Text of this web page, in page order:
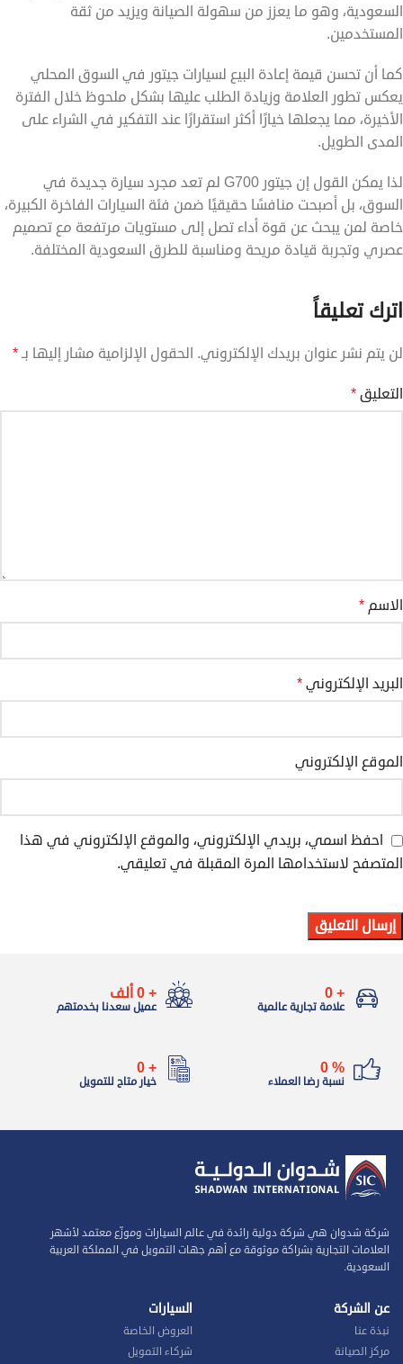
السعودية، وهو ما يعزز من سهولة الصيانة ويزيد من ثقة
المستخدمين.
كما أن تحسن قيمة إعادة البيع لسيارات جيتور في السوق المحلي
يعكس تطور العلامة وزيادة الطلب عليها بشكل ملحوظ خلال الفترة
الأخيرة، مما يجعلها خيارًا أكثر استقرارًا عند التفكير في الشراء على
المدى الطويل.
لذا يمكن القول إن جيتور G700 لم تعد مجرد سيارة جديدة في
السوق، بل أصبحت منافسًا حقيقيًا ضمن فئة السيارات الفاخرة الكبيرة،
خاصة لمن يبحث عن قوة أداء تصل إلى مستويات مرتفعة مع تصميم
عصري وتجربة قيادة مريحة ومناسبة للطرق السعودية المختلفة.
اترك تعليقاً
لن يتم نشر عنوان بريدك الإلكتروني. الحقول الإلزامية مشار إليها بـ*
التعليق*
الاسم*
البريد الإلكتروني*
الموقع الإلكتروني
احفظ اسمي، بريدي الإلكتروني، والموقع الإلكتروني في هذا
المتصفح لاستخدامها المرة المقبلة في تعليقي.
+
0
علامة تجارية عالمية
+
0ألف
عميل سعدنا بخدمتهم
%
0
نسبة رضا العملاء
+
0
خيار متاح للتمويل
شركة شدوان هي شركة دولية رائدة في عالم السيارات وموزّع معتمد لأشهر
العلامات التجارية بشراكة موثوقة مع أهم جهات التمويل في المملكة العربية
السعودية.
عن الشركة
نبذة عنا
مركز الصيانة
السيارات
العروض الخاصة
شركاء التمويل